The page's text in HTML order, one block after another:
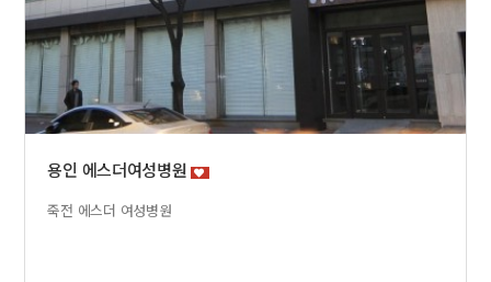
용인 에스더여성병원
죽전 에스더 여성병원